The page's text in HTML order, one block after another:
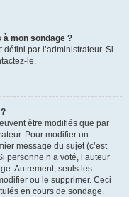
à mon sondage ?
par l’administrateur. Si
le.
être modifiés que par
Pour modifier un
message du sujet (c’est
n’a voté, l’auteur
Autrement, seuls les
ou le supprimer. Ceci
en cours de sondage.